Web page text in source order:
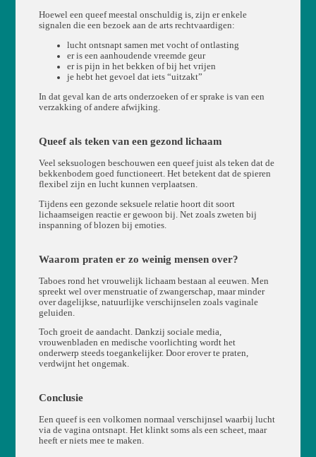
Hoewel een queef meestal onschuldig is, zijn er enkele
signalen die een bezoek aan de arts rechtvaardigen:
lucht ontsnapt samen met vocht of ontlasting
er is een aanhoudende vreemde geur
er is pijn in het bekken of bij het vrijen
je hebt het gevoel dat iets “uitzakt”
In dat geval kan de arts onderzoeken of er sprake is van een
verzakking of andere afwijking.
Queef als teken van een gezond lichaam
Veel seksuologen beschouwen een queef juist als teken dat de
bekkenbodem goed functioneert. Het betekent dat de spieren
flexibel zijn en lucht kunnen verplaatsen.
Tijdens een gezonde seksuele relatie hoort dit soort
lichaamseigen reactie er gewoon bij. Net zoals zweten bij
inspanning of blozen bij emoties.
Waarom praten er zo weinig mensen over?
Taboes rond het vrouwelijk lichaam bestaan al eeuwen. Men
spreekt wel over menstruatie of zwangerschap, maar minder
over dagelijkse, natuurlijke verschijnselen zoals vaginale
geluiden.
Toch groeit de aandacht. Dankzij sociale media,
vrouwenbladen en medische voorlichting wordt het
onderwerp steeds toegankelijker. Door erover te praten,
verdwijnt het ongemak.
Conclusie
Een queef is een volkomen normaal verschijnsel waarbij lucht
via de vagina ontsnapt. Het klinkt soms als een scheet, maar
heeft er niets mee te maken.